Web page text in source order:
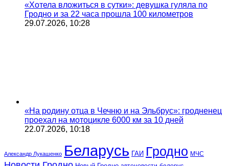
«Хотела вложиться в сутки»: девушка гуляла по
Гродно и за 22 часа прошла 100 километров
29.07.2026, 10:28
«На родину отца в Чечню и на Эльбрус»: гродненец
проехал на мотоцикле 6000 км за 10 дней
22.07.2026, 10:18
Александр Лукашенко Беларусь ГАИ Гродно МЧС